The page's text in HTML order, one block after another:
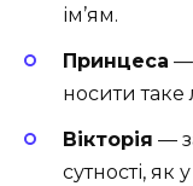
ім’ям.
Принцеса —
носити таке
Вікторія —
сутності, як